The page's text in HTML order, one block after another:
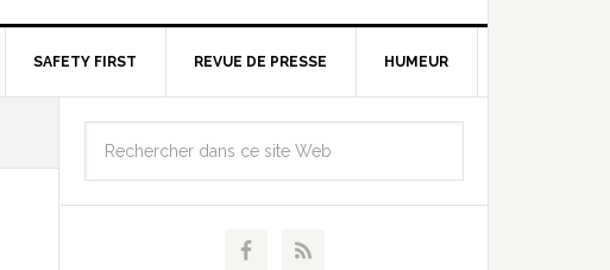
SAFETY FIRST REVUE DE PRESSE HUMEUR